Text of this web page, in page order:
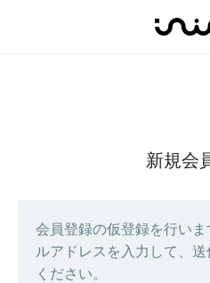
新規会
会員登録の仮登録を行い
ルアドレスを入力して、
ください。